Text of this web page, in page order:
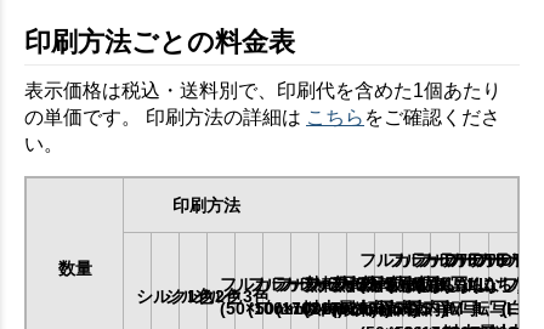
印刷方法ごとの料金表
表示価格は税込・送料別で、印刷代を含めた1個あたり
の単価です。 印刷方法の詳細は こちら をご確認くださ
い。
数量
印刷方法
シルク1色
シルク2色
シルク3色
フルカラー熱転写SS
(50×50mm以内)
フルカラー熱転写S
(100×100mm以内)
フルカラー熱転写M
(170×170mm以内)
フルカラー熱転写L
(240×200mm以内)
フルカラー熱転写LL
(最大)
フルカラーDTF
(ふちなし)
転写SS
フルカラーDTF
(ふちなし)
転写S
フルカラーDTF
(ふちなし)
転写M
フルカラー
(ふちなし)
転写L
フルカ
(ふちな
転写LL
フル
(白